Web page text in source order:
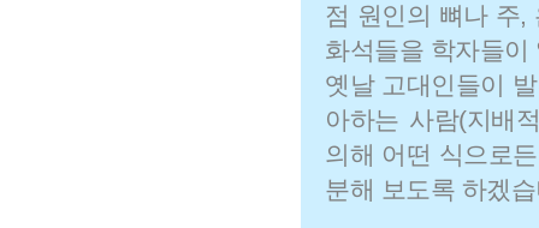
점 원인의 뼈나 주,
화석들을 학자들이
옛날 고대인들이
아하는 사람(지배
의해 어떤 식으로
분해 보도록 하겠